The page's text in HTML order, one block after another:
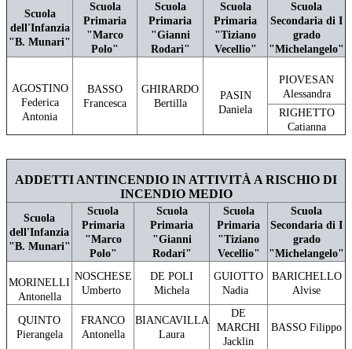
Scuola
dell'Infanzia
"B. Munari"
Scuola
Primaria
"Marco
Polo"
Scuola
Primaria
"Gianni
Rodari"
Scuola
Primaria
"Tiziano
Vecellio"
Scuola
Secondaria di I
grado
"Michelangelo"
AGOSTINO
Federica
Antonia
BASSO
Francesca
GHIRARDO
Bertilla
PASIN
Daniela
PIOVESAN
Alessandra
RIGHETTO
Catianna
ADDETTI ANTINCENDIO IN ATTIVITÀ A RISCHIO DI
INCENDIO MEDIO
Scuola
dell'Infanzia
"B. Munari"
Scuola
Primaria
"Marco
Polo"
Scuola
Primaria
"Gianni
Rodari"
Scuola
Primaria
"Tiziano
Vecellio"
Scuola
Secondaria di I
grado
"Michelangelo"
MORINELLI
Antonella
NOSCHESE
Umberto
DE POLI
Michela
GUIOTTO
Nadia
BARICHELLO
Alvise
QUINTO
Pierangela
FRANCO
Antonella
BIANCAVILLA
Laura
DE
MARCHI
Jacklin
BASSO Filippo